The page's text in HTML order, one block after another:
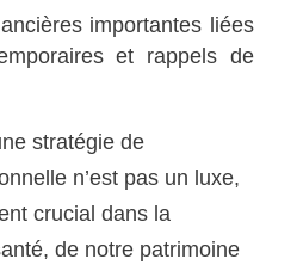
importantes liées
et rappels de
stratégie de
n’est pas un luxe,
crucial dans la
de notre patrimoine